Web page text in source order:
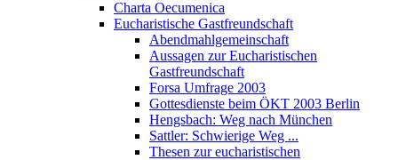
Charta Oecumenica
Eucharistische Gastfreundschaft
Abendmahlgemeinschaft
Aussagen zur Eucharistischen
Gastfreundschaft
Forsa Umfrage 2003
Gottesdienste beim ÖKT 2003 Berlin
Hengsbach: Weg nach München
Sattler: Schwierige Weg ...
Thesen zur eucharistischen